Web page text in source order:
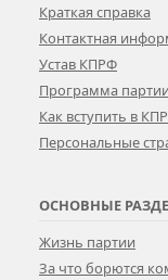
Краткая справка
Контактная
Устав КПРФ
Программа партии
Как вступить в
Персональные
ОСНОВНЫЕ
Жизнь партии
За что борются